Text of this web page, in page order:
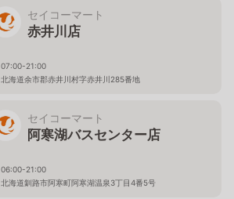
セイコーマート
赤井川店
07:00-21:00
北海道余市郡赤井川村字赤井川285番地
セイコーマート
阿寒湖バスセンター店
06:00-21:00
北海道釧路市阿寒町阿寒湖温泉3丁目4番5号